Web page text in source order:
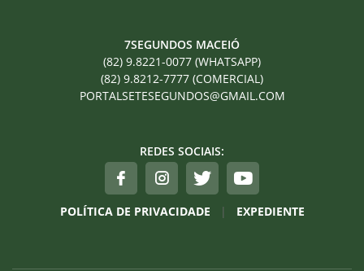
7SEGUNDOS MACEIÓ
(82) 9.8221-0077 (WHATSAPP)
(82) 9.8212-7777 (COMERCIAL)
PORTALSETESEGUNDOS@GMAIL.COM
REDES SOCIAIS:
POLÍTICA DE PRIVACIDADE | EXPEDIENTE